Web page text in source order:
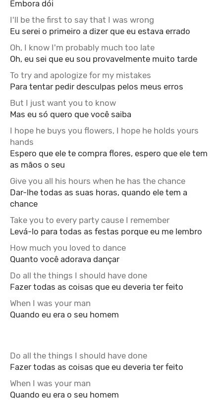
Embora dói
Eu serei o primeiro a dizer que eu estava errado
Oh, eu sei que eu sou provavelmente muito tarde
Para tentar pedir desculpas pelos meus erros
Mas eu só quero que você saiba
Espero que ele te compra flores, espero que ele tem
as mãos o seu
Dar-lhe todas as suas horas, quando ele tem a
chance
Levá-lo para todas as festas porque eu me lembro
Quanto você adorava dançar
Fazer todas as coisas que eu deveria ter feito
Quando eu era o seu homem
Fazer todas as coisas que eu deveria ter feito
Quando eu era o seu homem
I'll be the first to say that I was wrong
Oh, I know I'm probably much too late
To try and apologize for my mistakes
But I just want you to know
I hope he buys you flowers, I hope he holds yours
hands
Give you all his hours when he has the chance
Take you to every party cause I remember
How much you loved to dance
Do all the things I should have done
When I was your man
Do all the things I should have done
When I was your man